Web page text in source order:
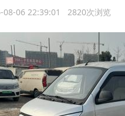
08-06 22:39:01 2820次浏览